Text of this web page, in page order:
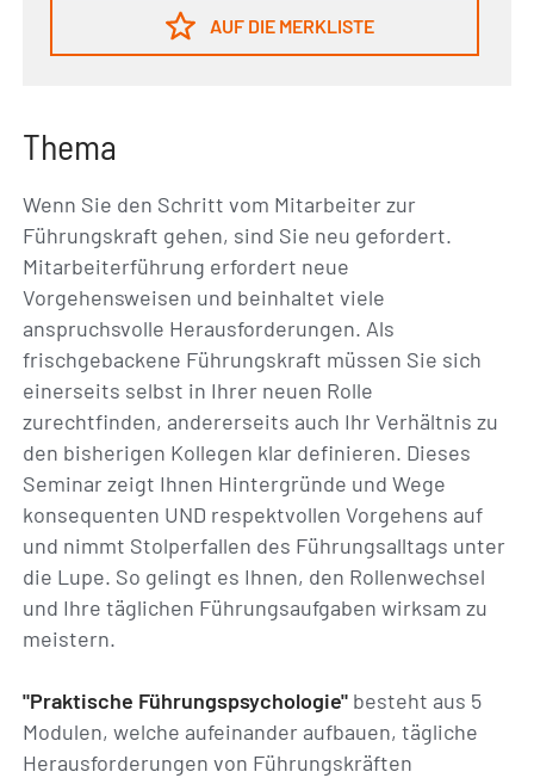
AUF DIE MERKLISTE
Thema
Wenn Sie den Schritt vom Mitarbeiter zur
Führungskraft gehen, sind Sie neu gefordert.
Mitarbeiterführung erfordert neue
Vorgehensweisen und beinhaltet viele
anspruchsvolle Herausforderungen. Als
frischgebackene Führungskraft müssen Sie sich
einerseits selbst in Ihrer neuen Rolle
zurechtfinden, andererseits auch Ihr Verhältnis zu
den bisherigen Kollegen klar definieren. Dieses
Seminar zeigt Ihnen Hintergründe und Wege
konsequenten UND respektvollen Vorgehens auf
und nimmt Stolperfallen des Führungsalltags unter
die Lupe. So gelingt es Ihnen, den Rollenwechsel
und Ihre täglichen Führungsaufgaben wirksam zu
meistern.
"Praktische Führungspsychologie" besteht aus 5
Modulen, welche aufeinander aufbauen, tägliche
Herausforderungen von Führungskräften